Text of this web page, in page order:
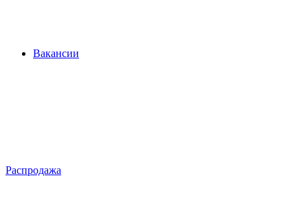
Вакансии
Распродажа